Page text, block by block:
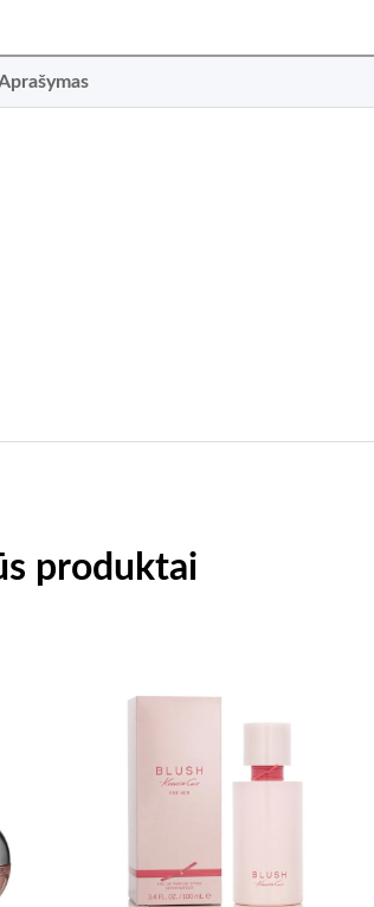
produktai